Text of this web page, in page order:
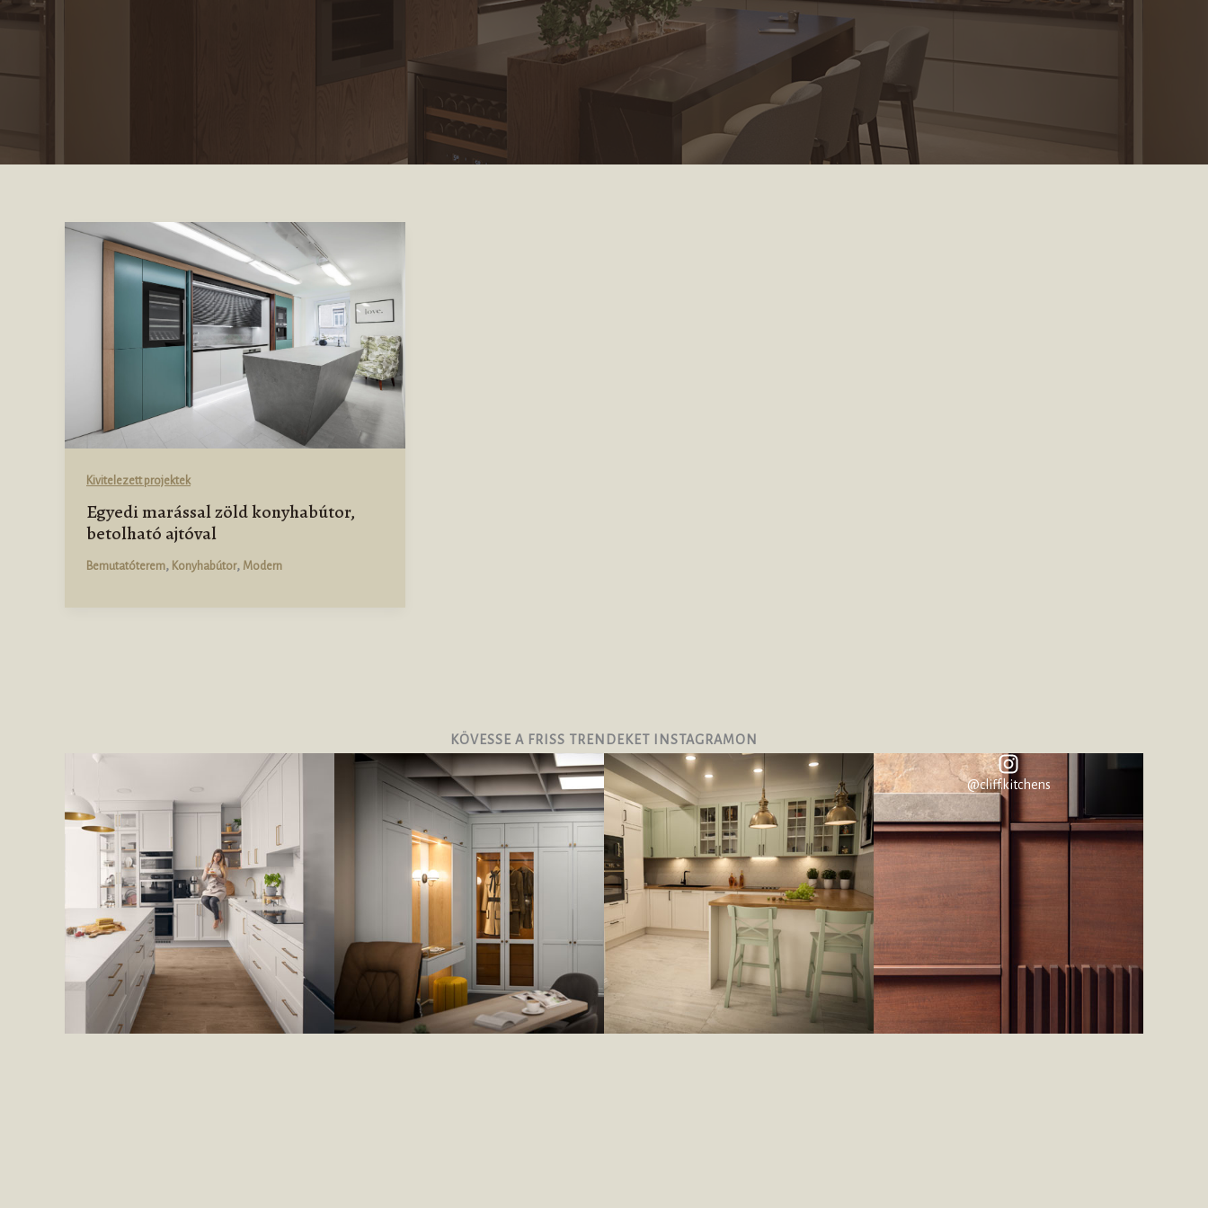
Kivitelezett projektek
Egyedi marással zöld konyhabútor,
betolható ajtóval
Bemutatóterem, Konyhabútor, Modern
KÖVESSE A FRISS TRENDEKET INSTAGRAMON
@cliff.kitchens